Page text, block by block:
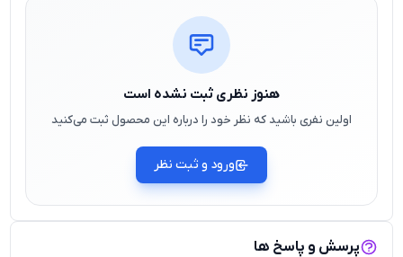
هنوز نظری ثبت نشده است
اولین نفری باشید که نظر خود را درباره این محصول ثبت می‌کنید
ورود و ثبت نظر
پرسش و پاسخ ها